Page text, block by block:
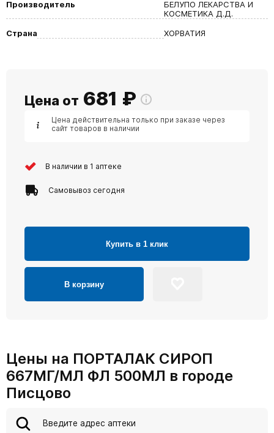
Производитель
БЕЛУПО ЛЕКАРСТВА И
КОСМЕТИКА Д.Д.
Страна
ХОРВАТИЯ
Цена от 681 ₽
Цена действительна только при заказе через
сайт товаров в наличии
В наличии в 1 аптеке
Самовывоз сегодня
Купить в 1 клик
В корзину
Цены на ПОРТАЛАК СИРОП
667МГ/МЛ ФЛ 500МЛ в городе
Писцово